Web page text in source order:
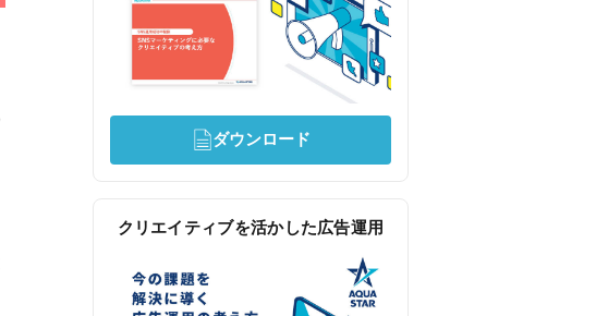
ダウンロード
クリエイティブを活かした広告運用